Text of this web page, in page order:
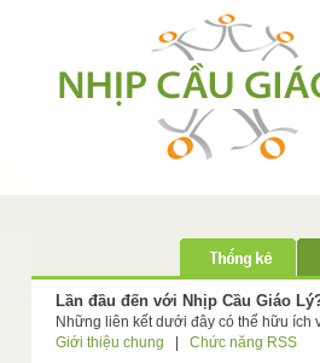
Lần đầu đến với Nhịp Cầu Giáo
Những liên kết dưới đây có thể hữu ích
Giới thiệu chung
Chức năng RSS